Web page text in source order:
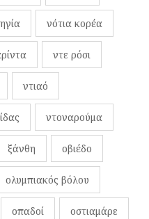
νότια κορέα
ντε ρόσι
ντιαό
ντοναρούμα
ξάνθη οβιέδο
ολυμπιακός βόλου
οπαδοί οστιαμάρε